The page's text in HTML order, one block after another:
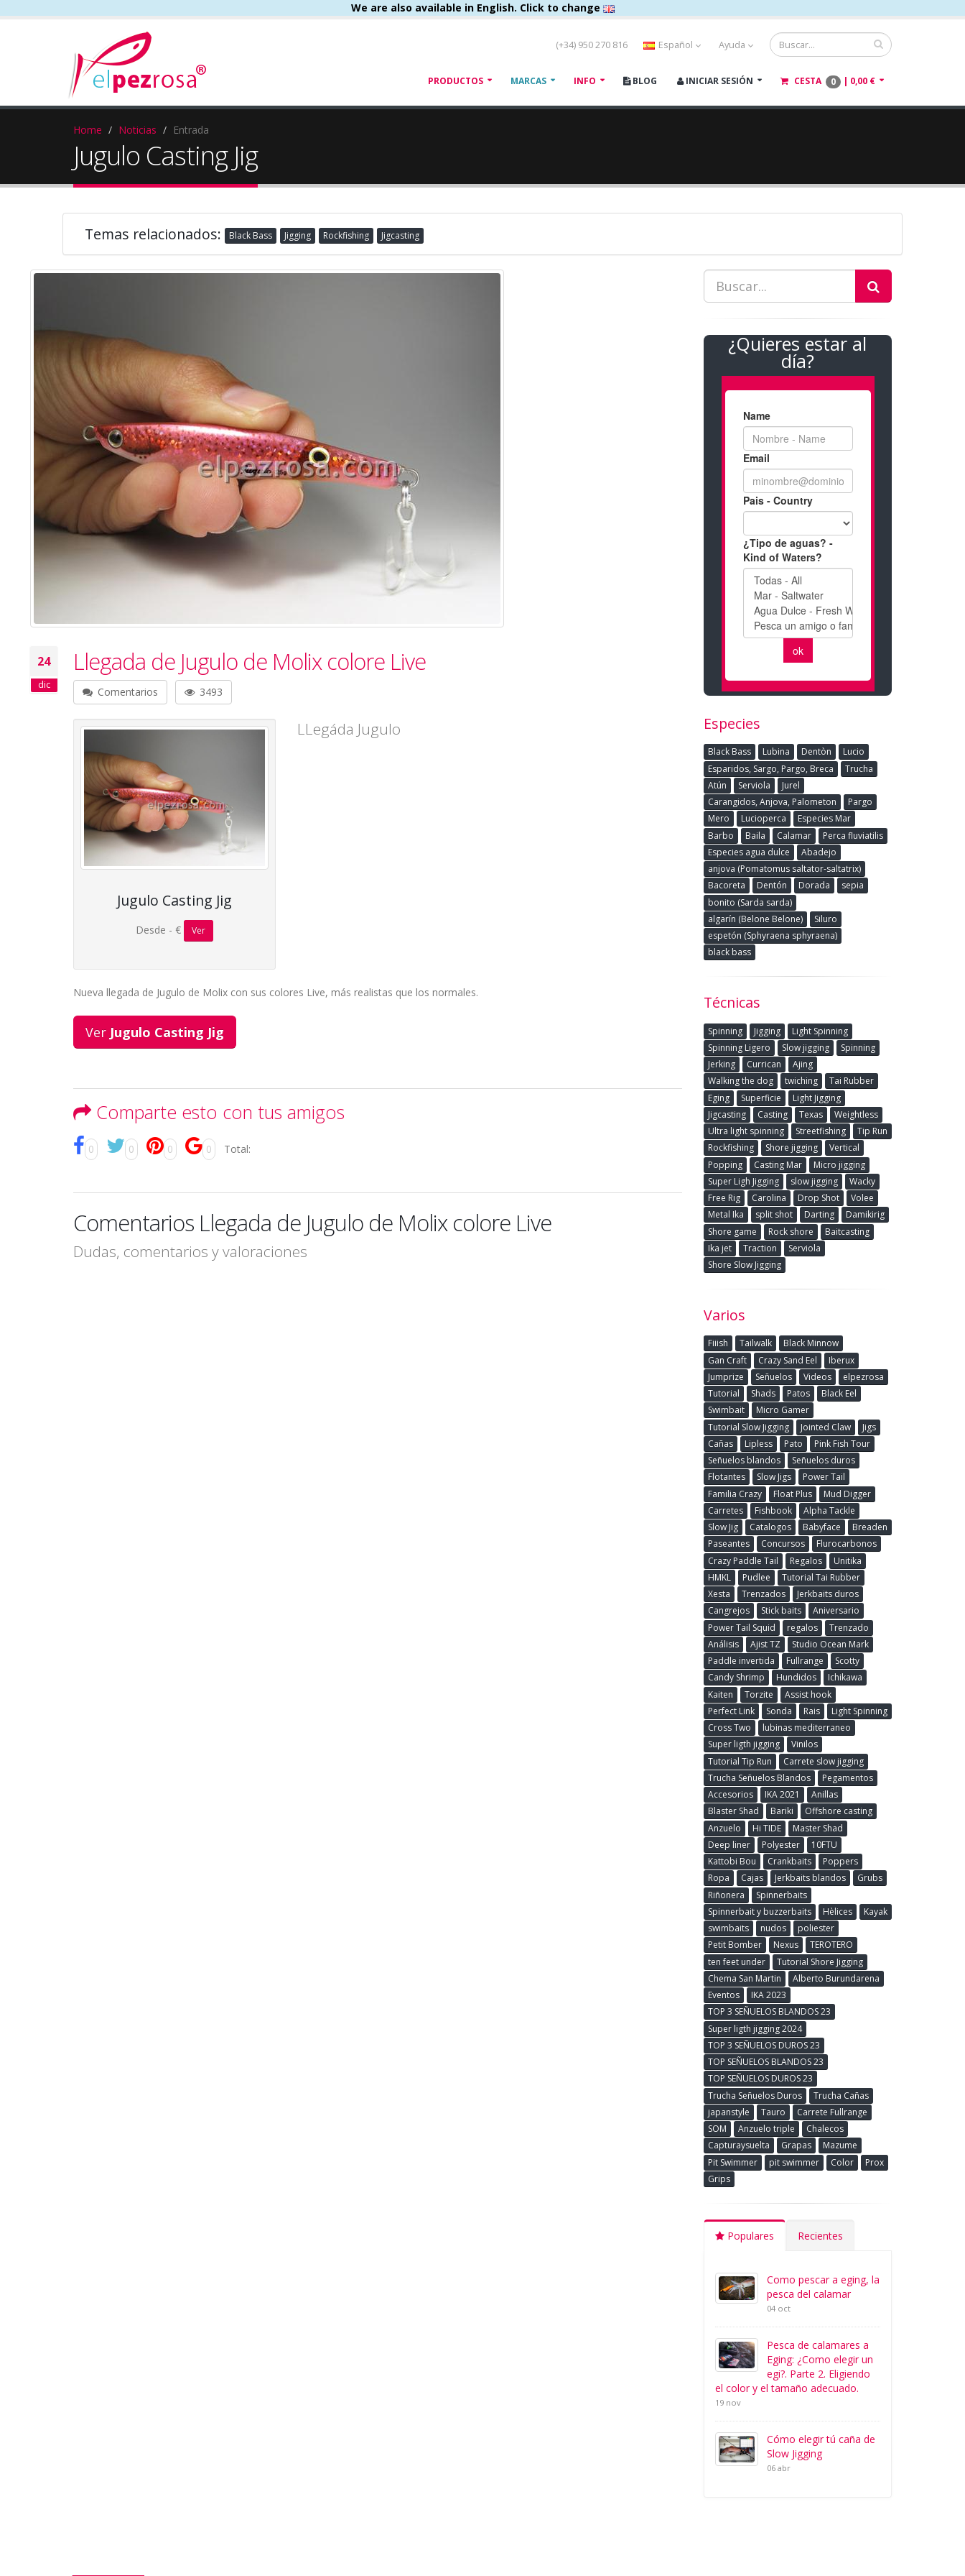
We are also available in English. Click to change
(+34) 950 270 816 Español Ayuda
PRODUCTOS MARCAS INFO BLOG INICIAR SESIÓN CESTA 0 | 0,00 €
Home Noticias Entrada
Jugulo Casting Jig
Temas relacionados: Black Bass Jigging Rockfishing Jigcasting
24
dic
Llegada de Jugulo de Molix colore Live
Comentarios 3493
Jugulo Casting Jig
Desde - € Ver
LLegáda Jugulo
Nueva llegada de Jugulo de Molix con sus colores Live, más realistas que los normales.
Ver Jugulo Casting Jig
Comparte esto con tus amigos
0 0 0 0 Total:
Comentarios Llegada de Jugulo de Molix colore Live
Dudas, comentarios y valoraciones
¿Quieres estar al
día?
Especies
Black Bass Lubina Dentòn
Lucio
Esparidos, Sargo, Pargo, Breca
Trucha
Atún
Serviola
Jurel
Carangidos, Anjova, Palometon
Pargo
Mero
Lucioperca
Especies Mar
Barbo
Baila Calamar
Perca fluviatilis
Especies agua dulce
Abadejo
anjova (Pomatomus saltator-saltatrix)
Bacoreta
Dentón Dorada
sepia
bonito (Sarda sarda)
algarín (Belone Belone)
Siluro
espetón (Sphyraena sphyraena)
black bass
Técnicas
Spinning Jigging
Light Spinning
Spinning Ligero
Slow jigging
Spinning
Jerking
Currican
Ajing
Walking the dog
twiching
Tai Rubber
Eging
Superficie
Light Jigging
Jigcasting
Casting Texas
Weightless
Ultra light spinning
Streetfishing
Tip Run
Rockfishing
Shore jigging
Vertical
Popping
Casting Mar
Micro jigging
Super Ligh Jigging
slow jigging
Wacky
Free Rig
Carolina Drop Shot
Volee
Metal Ika
split shot Darting
Damikirig
Shore game
Rock shore
Baitcasting
Ika jet
Traction
Serviola
Shore Slow Jigging
Varios
Fiiish Tailwalk
Black Minnow
Gan Craft
Crazy Sand Eel
Iberux
Jumprize
Señuelos Videos
elpezrosa
Tutorial
Shads Patos
Black Eel
Swimbait
Micro Gamer
Tutorial Slow Jigging
Jointed Claw
Jigs
Cañas
Lipless Pato
Pink Fish Tour
Señuelos blandos
Señuelos duros
Flotantes
Slow Jigs
Power Tail
Familia Crazy
Float Plus
Mud Digger
Carretes
Fishbook
Alpha Tackle
Slow Jig
Catalogos Babyface
Breaden
Paseantes
Concursos
Flurocarbonos
Crazy Paddle Tail
Regalos
Unitika
HMKL
Pudlee
Tutorial Tai Rubber
Xesta
Trenzados
Jerkbaits duros
Cangrejos
Stick baits
Aniversario
Power Tail Squid
regalos
Trenzado
Análisis
Ajist TZ
Studio Ocean Mark
Paddle invertida
Fullrange
Scotty
Candy Shrimp
Hundidos
Ichikawa
Kaiten
Torzite
Assist hook
Perfect Link
Sonda Rais
Light Spinning
Cross Two
lubinas mediterraneo
Super ligth jigging
Vinilos
Tutorial Tip Run
Carrete slow jigging
Trucha Señuelos Blandos
Pegamentos
Accesorios
IKA 2021
Anillas
Blaster Shad
Bariki
Offshore casting
Anzuelo
Hi TIDE
Master Shad
Deep liner
Polyester
10FTU
Kattobi Bou
Crankbaits
Poppers
Ropa
Cajas Jerkbaits blandos
Grubs
Riñonera
Spinnerbaits
Spinnerbait y buzzerbaits
Hèlices
Kayak
swimbaits
nudos
poliester
Petit Bomber
Nexus
TEROTERO
ten feet under
Tutorial Shore Jigging
Chema San Martin
Alberto Burundarena
Eventos
IKA 2023
TOP 3 SEÑUELOS BLANDOS 23
Super ligth jigging 2024
TOP 3 SEÑUELOS DUROS 23
TOP SEÑUELOS BLANDOS 23
TOP SEÑUELOS DUROS 23
Trucha Señuelos Duros
Trucha Cañas
japanstyle
Tauro
Carrete Fullrange
SOM
Anzuelo triple
Chalecos
Capturaysuelta
Grapas
Mazume
Pit Swimmer
pit swimmer Color
Prox
Grips
Populares Recientes
Como pescar a eging, la
pesca del calamar
04 oct
Pesca de calamares a
Eging: ¿Como elegir un
egi?. Parte 2. Eligiendo
el color y el tamaño adecuado.
19 nov
Cómo elegir tú caña de
Slow Jigging
06 abr